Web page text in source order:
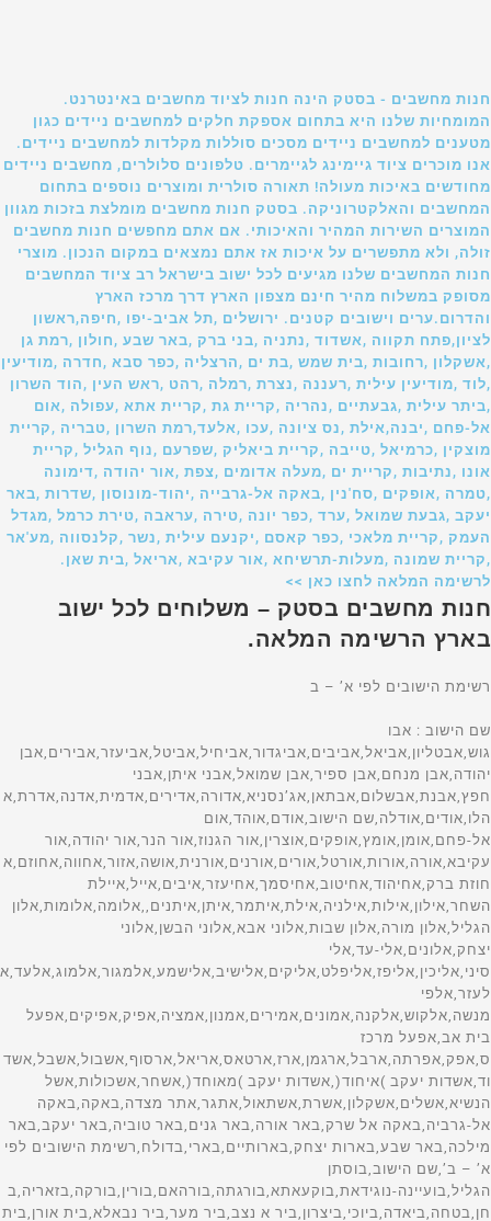
חנות מחשבים - בסטק הינה חנות לציוד מחשבים באינטרנט.
המומחיות שלנו היא בתחום אספקת חלקים למחשבים ניידים כגון
מטענים למחשבים ניידים מסכים סוללות מקלדות למחשבים ניידים.
אנו מוכרים ציוד גיימינג לגיימרים. טלפונים סלולרים, מחשבים ניידים
מחודשים באיכות מעולה! תאורה סולרית ומוצרים נוספים בתחום
המחשבים והאלקטרוניקה. בסטק חנות מחשבים מומלצת בזכות מגוון
המוצרים השירות המהיר והאיכותי. אם אתם מחפשים חנות מחשבים
זולה, ולא מתפשרים על איכות אז אתם נמצאים במקום הנכון. מוצרי
חנות המחשבים שלנו מגיעים לכל ישוב בישראל רב ציוד המחשבים
מסופק במשלוח מהיר חינם מצפון הארץ דרך מרכז הארץ
והדרום.ערים וישובים קטנים. ירושלים ,תל אביב-יפו ,חיפה,ראשון
לציון,פתח תקווה ,אשדוד ,נתניה ,בני ברק ,באר שבע ,חולון ,רמת גן
,אשקלון ,רחובות ,בית שמש ,בת ים ,הרצליה ,כפר סבא ,חדרה ,מודיעין
,לוד ,מודיעין עילית ,רעננה ,נצרת ,רמלה ,רהט ,ראש העין ,הוד השרון
,ביתר עילית ,גבעתיים ,נהריה ,קריית גת ,קריית אתא ,עפולה ,אום
אל-פחם ,יבנה,אילת ,נס ציונה ,עכו ,אלעד,רמת השרון ,טבריה ,קריית
מוצקין ,כרמיאל ,טייבה ,קריית ביאליק ,שפרעם ,נוף הגליל ,קריית
אונו ,נתיבות ,קריית ים ,מעלה אדומים ,צפת ,אור יהודה ,דימונה
,טמרה ,אופקים ,סח'נין ,באקה אל-גרבייה ,יהוד-מונוסון ,שדרות ,באר
יעקב ,גבעת שמואל ,ערד ,כפר יונה ,טירה ,עראבה ,טירת כרמל ,מגדל
העמק ,קריית מלאכי ,כפר קאסם ,יקנעם עילית ,נשר ,קלנסווה ,מע'אר
,קריית שמונה ,מעלות-תרשיחא ,אור עקיבא ,אריאל ,בית שאן.
לרשימה המלאה לחצו כאן >>
חנות מחשבים בסטק – משלוחים לכל ישוב
בארץ הרשימה המלאה.
רשימת הישובים לפי א’ – ב
שם הישוב : אבו גוש,אבטליון,אביאל,אביבים,אביגדור,אביחיל,אביטל,אביעזר,אבירים,אבן יהודה,אבן מנחם,אבן ספיר,אבן שמואל,אבני איתן,אבני חפץ,אבנת,אבשלום,אבתאן,אג’נסניא,אדורה,אדירים,אדמית,אדנה,אדרת,אהלו,אודים,אודלה,שם הישוב,אודם,אוהד,אום אל-פחם,אומן,אומץ,אופקים,אוצרין,אור הגנוז,אור הנר,אור יהודה,אור עקיבא,אורה,אורות,אורטל,אורים,אורנים,אורנית,אושה,אזור,אחווה,אחוזם,אחוזת ברק,אחיהוד,אחיטוב,אחיסמך,אחיעזר,איבים,אייל,איילת השחר,אילון,אילות,אילניה,אילת,איתמר,איתן,איתנים,,אלומה,אלומות,אלון הגליל,אלון מורה,אלון שבות,אלוני אבא,אלוני הבשן,אלוני יצחק,אלונים,אלי-עד,אלי סיני,אליכין,אליפז,אליפלט,אליקים,אלישיב,אלישמע,אלמגור,אלמוג,אלעד,אלעזר,אלפי מנשה,אלקוש,אלקנה,אמונים,אמירים,אמנון,אמציה,אפיק,אפיקים,אפעל בית אב,אפעל מרכז ס,אפק,אפרתה,ארבל,ארגמן,ארז,ארטאס,אריאל,ארסוף,אשבול,אשבל,אשדוד,אשדות יעקב )איחוד(,אשדות יעקב )מאוחד(,אשחר,אשכולות,אשל הנשיא,אשלים,אשקלון,אשרת,אשתאול,אתגר,אתר מצדה,באקה,באקה אל-גרביה,באקה אל שרק,באר אורה,באר גנים,באר טוביה,באר יעקב,באר מילכה,באר שבע,בארות יצחק,בארותיים,בארי,בדולח,רשימת הישובים לפי א’ – ב’,שם הישוב,בוסתן הגליל,בועיינה-נוגידאת,בוקעאתא,בורגתה,בורהאם,בורין,בורקה,בזאריה,בחן,בטחה,ביאדה,ביוכי,ביצרון,ביר א נצב,ביר מער,ביר נבאלא,בית אורן,בית איבא,בית אכסא,בית אל,שם הישוב,בית אל ב,בית אללו,בית אלעזרי,בית אלפא,בית אמין,בית אריה,בית ברל,,בית גוברין,בית גמליאל,בית גן,בית דגן,בית הגדי,בית הלוי,בית הלל,בית העמק,בית הערבה,בית השיטה,בית זית,בית זרע,בית חורון,בית חירות,בית חלקיה,בית חנן,בית חנניה,בית חשמונאי,בית יהושע,בית יוסף,בית ינאי,בית יצחק-שער חפר,בית לחם הגלילית,בית ליד,שם הישוב,בית מאיר,,בית נחמיה,בית ניר,בית נקופה,בית סירא,בית עובד,בית עוזיאל,בית עזרא,בית עריף,בית צבי,בית קמה,בית קשת,בית רבן,בית רימון,בית שאן,בית שמש,בית שערים,בית שקמה,ביתין,ביתן אהרן,ביתר עילית,בכורה,בלפוריה,בן זכאי,בן עמי,בן שמן )כפר נוער(,שם הישוב,בן שמן )מושב(,בני ברק,בני דקלים,בני דרום,בני דרור,בני יהודה,בני נעים,בני נצרים,בני עטרות,בני עי”ש,בני עצמון,בני ציון,בני ראם,בניה,בנימינה-גבעת עדה,בסמ”ה,בסמת טבעון,בענה,בצרה,בצת,בקוע,בקעות,בר גיורא,בר יוחאי,ברוקין,ברור חיל,ברוש,ברכה,ברכיה,ברעם,ברק,ברקא,ברקאי,ברקין,ברקן,ברקת,בת הדר,בת חן,בת חפר,בת חצור,בת ים,רשימת הישובים לפי א’ – ב’,שם הישוב,בת עין,בת שלמה, תימן,גאולים,גבולות,גבים,גבע,גבע בנימין,גבע כרמל,גבעולים,גבעון החדשה,גבעות בר,שם הישוב,גבעת אבני,גבעת אלה,גבעת ברנר,גבעת השלושה,גבעת זאב,גבעת ח”ן,גבעת חיים )איחוד(,גבעת חיים )מאוחד(,גבעת יואב,גבעת יערים,גבעת ישעיהו,גבעת כ”ח,גבעת ניל”י,גבעת עדה,גבעת עוז,גבעת שמואל,גבעת שמש,גבעת שפירא,גבעתי,גבעתיים,גברעם,גבת,גדות,גדיד,גדיש,גדעונה,גדרה,גולס,גונן,גורן,גורנות הגליל,גזית,גזר,גיאה,גיבתון,גיזו,גילון,גילת,גינוסר,גיניגר,גינתון,גיתה,גיתית,גלאון,שם הישוב,גלגוליה,גלגל,גליל ים,גלעד )אבן יצחק(,גמזו,גן אור,גן הדרום,גן השומרון,גן חיים,גן יאשיה,גן יבנה,גן נר,גן שורק,גן שלמה,גן שמואל,גנאביב )שבט(,גנות,גנות הדר,גני הדר,גני טל,גני טל *,גני יהודה,גני יוחנן,גני מודיעין,גני עם,גני תקווה,גנים,גסר א-זרקא,געש,געתון,גפן,גוש חלב(,גשור,גשר,גשר הזיו,גת,גת )קיבוץ(,גת בגליל,גת רימון,דאלית אל-כרמל,דבורה,שם הישוב,דבוריה,דבירה,דברת,דגניה א,דגניה ב,דוגית,דולב,דורות,דימונה,רשימת הישובים לפי א’ – ב’,שםהישוב,דישון,דליה,דלתון,דן,דנאבה,דפנה,דקל, האון,הבונים,הגושרים,הדר עם,הוד השרון,הודיה,הודיות,הושעיה,הזורע,הזורעים,החותרים,היוגב,הילה,המעפיל,הסוללים,העוגן,הר אדר,הר גילה,הר עמשא,הראל,הרדוף,הרצליה,הררית, ורד יריחו,,זיקים,זיתן,זכרון יעקב,זכריה,זלפה,זמר,זמרת,זנוח,זרועה,זרזיר,זרחיה,חבצלת השרון,חבר,חברון,חגה,חגור,חגי,חגילה,חגלה,חד-נס,,חדרה,חולדה,חולון,חולית,חולתה,חומש,חוסן,חופית,חוקוק,חורפיש,חורשים,חות שלם,חזון,חיבת ציון,חיננית,חיפה,חירות,חלוץ,חלחול,חלמיש,שם הישוב,חלף,חלץ,חלת אל פולה,חמד,חמדיה,חמדת,חמרה,חניאל,חניתה,חנתון,חסכה,חספין,חפץ חיים,חפצי-בה,חצב,חצבה,חצור-אשדוד,חצור הגלילית,חצר בארותיים,חצרות חולדה,חצרות חפר,חצרות יסף,חצרות כ”ח,חצרים,חרוצים,חריש -קציר,חרמש,חרסה,חרשים,חשמונאים,טבעון,טבריה,טובא-זנגריה,טייבה )בעמק(,טירה,טירת יהודה,טירת כרמל,טירת צבי,טל-אל,טל שחר,טלוזה,טללים,טלמון,טמון,טמרה,טמרה )יזרעאל(,טנא,טפחות,יאנוח,יאנוח-גת,יבול,יבנאל,יבנה,יברוד,יגור,יגל,יד בנימין,יד השמונה,יד חנה,יד מרדכי,יד נתן,יד רמב”ם,ידידה,יהוד-מונוסון,יהל,יובל,יובלים,יודפת,יונתן,יושיביה,יזרעאל,יזרעם,יחיעם,יטבתה,ייט”ב,יכיני,ינון,יסוד המעלה,יסודות,יסעור,יעד,יעל,יעף,יערה,יפית,יפעת,יפתח,יצהר,יציץ,יקום,יקיר,שם הישוב,יקנעם )מושבה(,יקנעם עילית,יראון,ירדנה,ירוחם,ירושלים,ירחיב,ירכא,ירקונה,ישע,ישעי,ישרש,יתד,יתיר,כברי,כדורי,כדים,כדיתה,כובר,כוכב השחר,כוכב יאיר,כוכב יעקב,כוכב מיכאל,כור,כורזים,כיסופים,כישור,כליל,כלנית,כמהין,כמון,כנות,כנף,כנרת )מושבה(,כנרת )קבוצה(,כסיפה,כסלון,רשימת הישובים לפי א’ – ב’,שם הישוב,,כפיר,כפר אביב,כפר אדומים,כפר אוריה,כפר אזר,כפר אחים,כפר ביאליק,כפר ביל”ו,כפר בלום,כפר בן נון,כפר ברוך,כפר גדעון,כפר גלים,כפר גליקסון,כפר גלעדי,כפר דניאל,כפר דרום,כפר האורנים,כפר החורש,כפר המכבי,כפר הנגיד,כפר הנוער הדתי,כפר הנשיא,כפר הס,כפר הרא”ה,כפר הרי”ף,כפר ויתקין,כפר ורבורג,כפר ורדים,כפר זוהרים,כפר זיתים,כפר חב”ד,כפר חושן,כפר חיטים,שם הישוב,כפר חיים,כפר חנניה,כפר חסידים א,כפר חסידים ב,כפר חרוב,כפר טרומן,כפר יאסיף,כפר ידידיה,כפר יהושע,כפר יונה,כפר יחזקאל,כפר יעבץ,כפר כנא,כפר מונש,כפר מימון,כפר מל”ל,כפר מנדא,כפר מנחם,כפר מסריק,כפר מצר,כפר מרדכי,כפר נטר,כפר נעמה,כפר סאלד,כפר סבא,כפר סילבר,כפר סירקין,כפר עזה,כפר עין,כפר עציון,כפר פינס,כפר צור,כפר קאסם,כפר קדום,כפר קוד,כפר קיש,כפר קליל,כפר קרע,שם הישוב,כפר ראש הנקרה,כפר רוזנואלד )זרעית(,כפר רופין,כפר רות,כפר שמאי,כפר שמואל,כפר שמריהו,כפר תבור,כפר תפוח,כרזה,כרי דשא,כרכום,כרם בן זמרה,כרם בן שמן,כרם יבנה )ישיבה(,כרם מהר”ל,כרם שלום,כרמי יוסף,כרמי צור,כרמיאל,כרמיה,כרמים,כרמל,לבון,לביא,לבן,לבנים,להב,להבות הבשן,להבות חביבה,להבים,לוד,לוזית,לוחמי הגיטאות,לוטם,לוטן,לימן,לכיש,לפיד,לפידות,שם הישוב,לקיה,מאור,מאיר שפיה,מבוא ביתר,מבוא דותן,מבוא חורון,מבוא חמה,מבוא מודיעים,מבואות ים,מבועים,מבטחים,מבקיעים,מבשרת ציון,,מגדים,מגדל,מגדל העמק,מגדל עוז,מגדל שמס,מגדלים,מגידו,מגל,מגן,מגן שאול,מגשימים,מדרך עוז,מדרשת בן גוריון,מדרשת רופין,מודיעין-מכבים-רעות,מודיעין עילית,מולדה,מולדת,מוצא עילית,מוצא תחתית,מוצמוץ,רשימת הישובים לפי א’ – ב’,שם הישוב,מורג,מורן,מורשת,מושב אליאב,מזור,מזכרת בתיה,מזרע,מזרעה,מחולה,מחנה גבעת ח,מחנה הילה,מחנה טלי,מחנה יבור,מחנה יהודית,מחנה יוכבד,מחנה יפה,מחנה יתיר,מחנה מרים,מחנה עדי,מחנה תל נוף,מחניים,מחסיה,מחשיב,מטולה,מטע,מי עמי,מיטב,מייסר,מיצר,מירב,מירון,מישר,מיתלה,מיתלון,מיתר,מכבים,מכורה,שם הישוב,מכחול,מכמורת,מכמנים,מלכיה,מלכישוע,מנוחה,מנוף,מנות,מנחמיה,מנרה,מנשית זבדה,מסד,מסדה,מסחה,מסילות,מסילת ציון,מסלול,מסליה,מסעדה, מעברות,מעגלים,מעגן,מעגן מיכאל,מעוז חיים,מעון,מעונה,מעוף,מעין ברוך,מעין צבי,מעלה אדומים,מעלה אפרים,מעלה גלבוע,מעלה גמלא,מעלה החמישה,מעלה לבונה,מעלה מכמש,מעלה עירון,מעלה עמוס,שם הישוב,מעלה שומרון,מעלות-תרשיחא,מענית,מעש,מפלסים,מצדות יהודה,מצובה,מצליח,מצפה,מצפה אבי”ב,מצפה אילן,מצפה יריחו,מצפה נטופה,מצפה רמון,מצפה שלם,מצפק,מצר,מקווה ישראל,מרגליות,מרדה,מרום גולן,מרחב עם,מרחביה )מושב(,מרחביה )קיבוץ(,מרכה,מרכז שפירא,משאבי שדה,משגב דב,משגב עם,משהד,משואה,משואות יצחק,משכיות,משמר איילון,משמר דוד,משמר הירדן,שם הישוב,משמר הנגב,משמר העמק,משמר השבעה,משמר השרון,משמרות,משמרת,משען,מתן,מתת,מתתיהו,נאות גולן,נאות הכיכר,נאות מרדכי,נאות סמדרנבטים,נביעות,נגבה,נגוהות,נגילה,נהורה,נהלל,נהריה,נוב,נוגה,נוה,נוה אפרים,נוה דקלים,נווה אבות,נווה אור,נווה אטי”ב,נווה אילן,נווה איתן,נווה דניאל,נווה זוהר,נווה זיו,נווה חריף,נווה ים,רשימת הישובים לפי א’ – ב’,שם הישוב,נווה ימין,נווה ירק,נווה מבטח,נווה מיכאל,נווה שלום,נועם,נוף איילון,נופים,נופית,נופך,נוקדים,נורדיה,נורית,נחושה,נחל אדורה,נחל אלישע,נחל אמתי,נחל בתרונות,נחל גבעות,נחל גנת,נחל יעלון,נחל מול נבו,נחל מרוה,נחל נחושתן,נחל נמרוד,נחל נצרים,נחל עוז,נחל עירית,נחל צורף,נחל צרי,נחל שיאון,נחל,נחלה,נחליאל,נחלים,נחלת יהודה,שם הישוב,נחם,נחף,נחשולים,נחשון,נחשונים,נטועה,נטור,נטעים,נטף,ניין,ניל”י,ניסנית,ניצן,ניצן ב,ניצנה )קהילת חינוך(,ניצני סיני,ניצני עוז,ניצנים,ניר אליהו,ניר בנים,ניר גלים,ניר דוד )תל עמל(,ניר ח”ן,ניר יפה,ניר יצחק,ניר ישראל,ניר משה,ניר עוז,ניר עם,ניר עציון,ניר עקיבא,ניר צבי,נירים,נירית,נירן,נמל תעופה בן גוריון,נס הרים,נס עמים,נס ציונה,נעורים,נעלה,נעמ”ה,נען,,שם הישוב,נצר חזני,נצר חזני *,נצר סרני,נצרת,נצרת עילית,נשר,נתיב הגדוד,נתיב הל”ה,נתיב העשרה,נתיב השיירה,נתיבות,נתניה,סבסטיה,סגולה,סדום,סולם,סוסיה,סחנין,סלעית,סלפית,סמר,שם הישוב,סעד,סער,ספיר,סתריה,עדי,עדנים,עולש,עומר,עופר,עופרה,עופרים,עוצם,עזריאל,עזריה,עזריקם,רשימת הישובים לפי א’ – ב’,שם הישוב,עטרת,עידן,עיזריה,עיילבון,עיינות,עילוט,עין גב,עין גדי,עין דור,עין הבשור,עין הוד,עין החורש,עין המפרץ,עין הנצי”ב,עין העמק,עין השופט,עין השלושה,עין ורד,עין זיוון,עין חוד,עין חצבה,עין חרוד )איחוד(,עין חרוד )מאוחד(,עין יהב,עין יעקב,עין כרם-בי”ס חקלאי,עין כרמל,עין מאהל,עין נקובא,עין עירון,שם הישוב,עין צורים,עין שמר,עין שריד,עין תמר,עינת,עיר אובות,עכו,עלומים,עלי,עלי זהב,עלמה,עלמון,עמוקה,עמור,עמוריה,עמינדב,עמיעד,עמיעוז,עמיקם,עמיר,עמנואל,עמק חפר,עספיא,עפולה,עץ אפרים,עצמון שגב,עקבת גבר,שם הישוב,עראבה, נעים,ערד,ערוגות,ערערה,ערערה-בנגב,עשרת,עתלית,עתניאל,פארן,פאת שדה,פדואל,פדויים,פדיה,פוריה – כפר עבודה,פוריה – נווה עובד,פוריה עילית,פוריידיס,פורת,פטיש,פלך,פלמחים,פני חבר,פסגות,פסוטה,פעמי תש”ז,פצאל,פקועה,פקיעין )(,שם הישוב,פקיעין חדשה,פרדס חנה-כרכור,פרדסיה,פרוד,פרוש בית דג,פרזון,פרחה,פרי גן,פתח תקווה,פתחיה,צאלים,צביה,צובה,צוחר,צופיה,צופים,צופית,צופר,צוקי ים,צוקים,צור הדסה,צור יגאל,צור יצחק,צור משה,צור נתן,צוריאל,צוריף,צורית,צורן,צידא,ציפורי,ציר,צלפון,צפריה,צפרירים,צפת,צרה,צרופה,רשימת הישובים לפי א’ – ב’,שם הישוב,צרעה, עמיר,קדומים,קדימה-צורן,קדמה,קדמת צבי,קדר,קדרון,קדרים,קוממיות,קוצין,קורנית,קטורה,קטיף,קיסריה,קלחים,קליה,קלע,קפין,קציר,קצרין,קריות,קרית אונו,שם הישוב,קרית ארבע,קרית אתא,קרית ביאליק,קרית גת,קרית חיים,קרית טבעון,קרית ים,קרית יערים,קרית יערים)מוסד(,קרית מוצקין,קרית מלאכי,קרית נטפים,קרית ענבים,קרית עקרון,קרית שלמה,קרית שמונה,קרני שומרון,קשת,ראש העין,ראש פינה,ראש צורים,ראשון לציון,רבבה,רבדים,רביבים,רביד,רבעה כולל ב,רגבה,רגבים,רהט,שם הישוב,רווחה,רוויה,רוח מדבר,רוחמה,רועי,רותם,רחוב,רחובות,ריחן,רימונים,רכסים,רם-און,רמון,רמות,רמות השבים,רמות מאיר,רמות מנשה,רמות נפתלי,רמלה,רמת אפעל,רמת גן,רמת דוד,רמת הכובש,רמת השופט,רמת השרון,רמת חובב,רמת יוחנן,רמת ישי,רמת מגשימים,רמת פנקס,רמת צבי,רמת רזיאל,רמת רחל,שם הישוב,רעים,רעננה,רפידיה,רקפת,רשפון,רשפים,רתמים,שאר ישוב,שבי ציון,שבי שומרון,שבע בארות,שגב-שלום,שדה אילן,שדה אליהו,שדה אליעזר,שדה בוקר,שדה דוד,שדה ורבורג,שדה יואב,שדה יעקב,שדה יצחק,שדה משה,שדה נחום,שדה נחמיה,שדה ניצן,שדה עוזיהו,שדה צבי,שדות ים,שדות מיכה,שדי אברהם,שדי חמד,שדי תרומות,שדמה,שדמות דבורה,שדמות מחולה,שדרות,רשימת הי